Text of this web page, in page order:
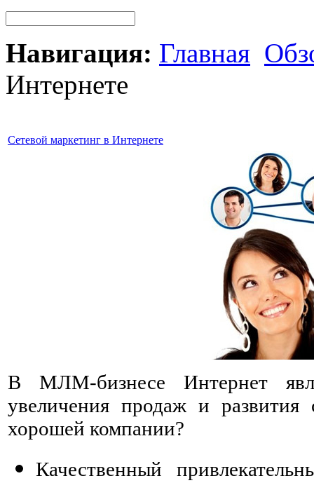
Навигация: Главная
Интернете
Сетевой маркетинг в Интернете
В МЛМ-бизнесе Интернет
увеличения продаж и
хорошей компании?
Качественный